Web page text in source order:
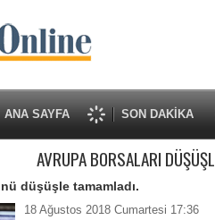
ANA SAYFA SON DAKİKA
AVRUPA BORSALARI
düşüşle tamamladı.
18 Ağustos 2018 Cumartesi 17:36